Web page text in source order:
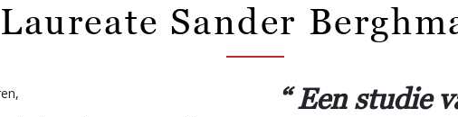
Laureate Sander
Een studie